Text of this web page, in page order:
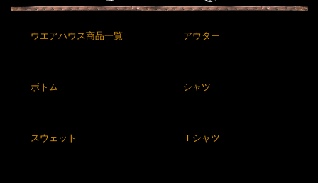
ウエアハウス商品一覧 アウター
ボトム シャツ
スウェット Ｔシャツ